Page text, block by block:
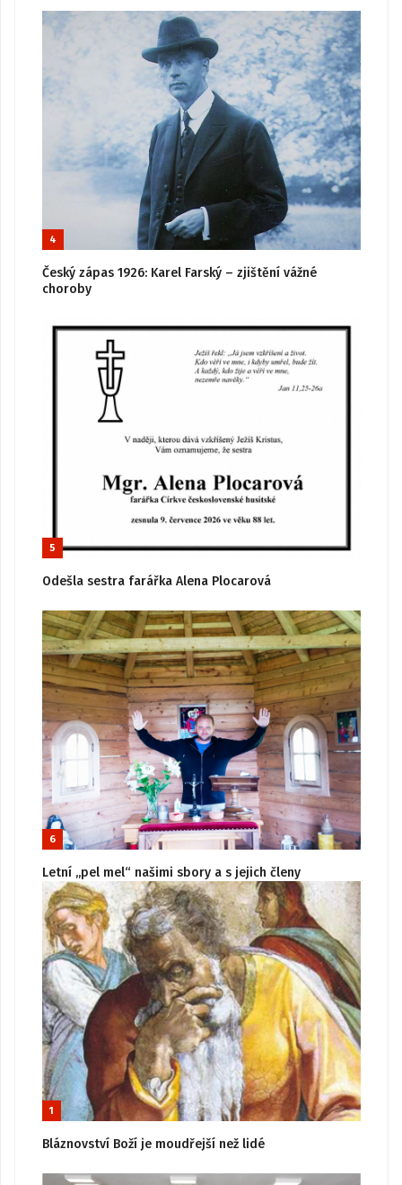
4
Český zápas 1926: Karel Farský – zjištění vážné
choroby
5
Odešla sestra farářka Alena Plocarová
6
Letní „pel mel“ našimi sbory a s jejich členy
1
Bláznovství Boží je moudřejší než lidé